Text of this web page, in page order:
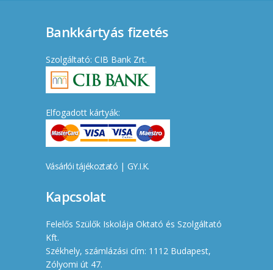
Bankkártyás fizetés
Szolgáltató: CIB Bank Zrt.
Elfogadott kártyák:
Vásárlói tájékoztató | GY.I.K.
Kapcsolat
Felelős Szülők Iskolája Oktató és Szolgáltató
Kft.
Székhely, számlázási cím: 1112 Budapest,
Zólyomi út 47.